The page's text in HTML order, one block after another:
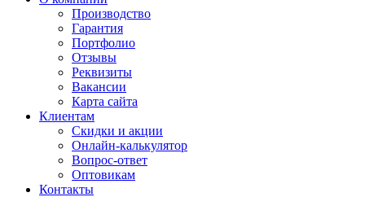
Производство
Гарантия
Портфолио
Отзывы
Реквизиты
Вакансии
Карта сайта
Клиентам
Скидки и акции
Онлайн-калькулятор
Вопрос-ответ
Оптовикам
Контакты